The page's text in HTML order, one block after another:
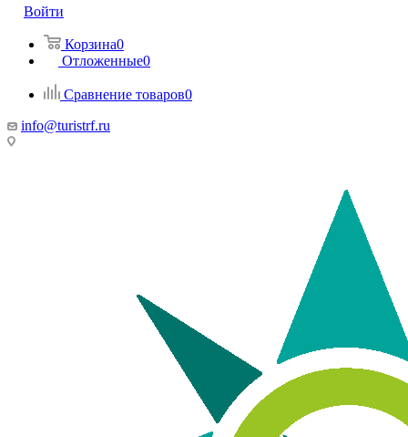
Войти
Корзина0
Отложенные0
Сравнение товаров0
info@turistrf.ru